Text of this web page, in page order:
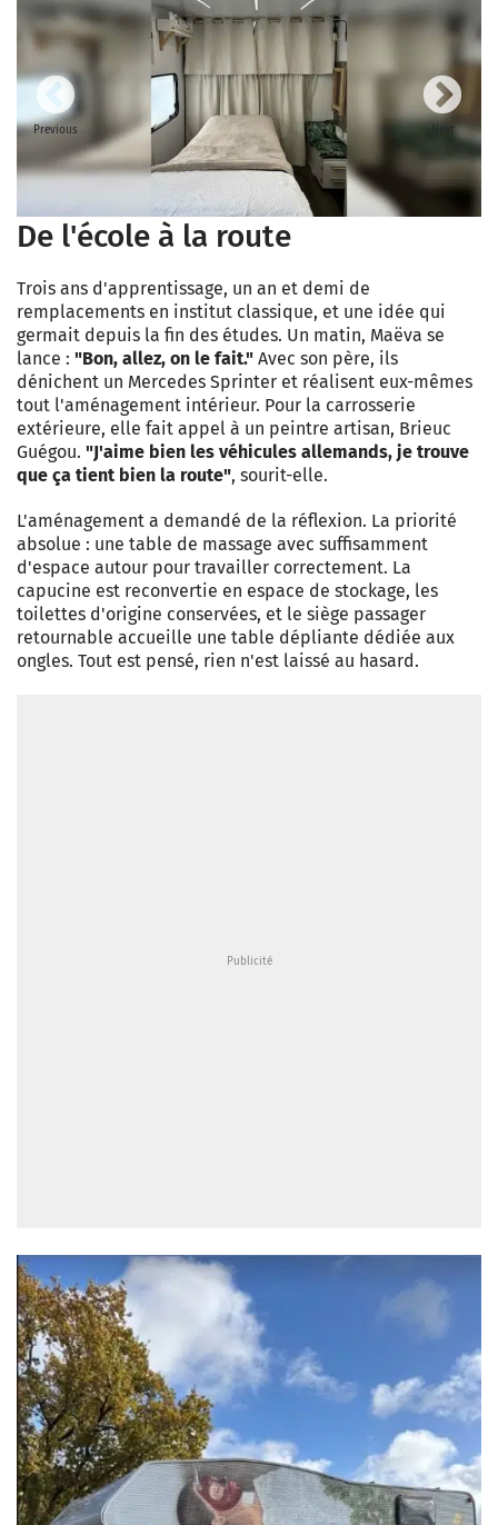
Previous Next
De l'école à la route
Trois ans d'apprentissage, un an et demi de
remplacements en institut classique, et une idée qui
germait depuis la fin des études. Un matin, Maëva se
lance : "Bon, allez, on le fait." Avec son père, ils
dénichent un Mercedes Sprinter et réalisent eux-mêmes
tout l'aménagement intérieur. Pour la carrosserie
extérieure, elle fait appel à un peintre artisan, Brieuc
Guégou. "J'aime bien les véhicules allemands, je trouve
que ça tient bien la route", sourit-elle.
L'aménagement a demandé de la réflexion. La priorité
absolue : une table de massage avec suffisamment
d'espace autour pour travailler correctement. La
capucine est reconvertie en espace de stockage, les
toilettes d'origine conservées, et le siège passager
retournable accueille une table dépliante dédiée aux
ongles. Tout est pensé, rien n'est laissé au hasard.